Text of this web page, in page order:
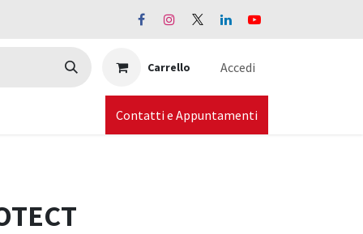
Carrello Accedi
Contatti e Appuntamenti